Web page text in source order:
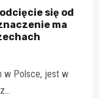
się od
ma
w Polsce, jest w